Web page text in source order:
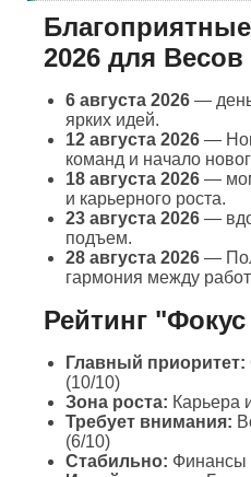
2026 для Весов
6 августа 2026 —
ярких идей.
12 августа 2026 —
команд и начало
18 августа 2026 —
и карьерного роста.
23 августа 2026 —
подъем.
28 августа 2026 —
гармония между
Рейтинг
Главный приоритет:
(10/10)
Зона роста: Карьера
Требует внимания:
(6/10)
Стабильно: Финансы